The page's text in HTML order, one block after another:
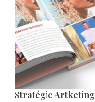
Stratégie Artketing